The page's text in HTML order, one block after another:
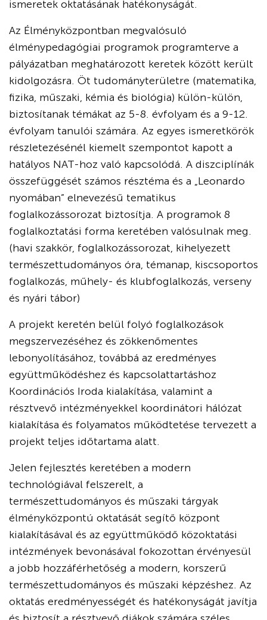
ismeretek oktatásának hatékonyságát.
Az Élményközpontban megvalósuló
élménypedagógiai programok programterve a
pályázatban meghatározott keretek között került
kidolgozásra. Öt tudományterületre (matematika,
fizika, műszaki, kémia és biológia) külön-külön,
biztosítanak témákat az 5-8. évfolyam és a 9-12.
évfolyam tanulói számára. Az egyes ismeretkörök
részletezésénél kiemelt szempontot kapott a
hatályos NAT-hoz való kapcsolódá. A diszciplínák
összefüggését számos résztéma és a „Leonardo
nyomában” elnevezésű tematikus
foglalkozássorozat biztosítja. A programok 8
foglalkoztatási forma keretében valósulnak meg.
(havi szakkör, foglalkozássorozat, kihelyezett
természettudományos óra, témanap, kiscsoportos
foglalkozás, műhely- és klubfoglalkozás, verseny
és nyári tábor)
A projekt keretén belül folyó foglalkozások
megszervezéséhez és zökkenőmentes
lebonyolításához, továbbá az eredményes
együttműködéshez és kapcsolattartáshoz
Koordinációs Iroda kialakítása, valamint a
résztvevő intézményekkel koordinátori hálózat
kialakítása és folyamatos működtetése tervezett a
projekt teljes időtartama alatt.
Jelen fejlesztés keretében a modern
technológiával felszerelt, a
természettudományos és műszaki tárgyak
élményközpontú oktatását segítő központ
kialakításával és az együttműködő közoktatási
intézmények bevonásával fokozottan érvényesül
a jobb hozzáférhetőség a modern, korszerű
természettudományos és műszaki képzéshez. Az
oktatás eredményességét és hatékonyságát javítja